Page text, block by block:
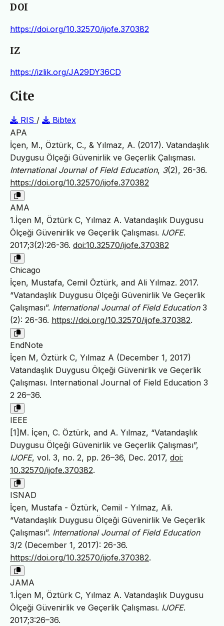
DOI
https://doi.org/10.32570/ijofe.370382
IZ
https://izlik.org/JA29DY36CD
Cite
RIS /
Bibtex
APA
İçen, M., Öztürk, C., & Yılmaz, A. (2017). Vatandaşlık
Duygusu Ölçeği Güvenirlik ve Geçerlik Çalışması.
International Journal of Field Education, 3(2), 26-36.
https://doi.org/10.32570/ijofe.370382
AMA
1.İçen M, Öztürk C, Yılmaz A. Vatandaşlık Duygusu
Ölçeği Güvenirlik ve Geçerlik Çalışması. IJOFE.
2017;3(2):26-36. doi:10.32570/ijofe.370382
Chicago
İçen, Mustafa, Cemil Öztürk, and Ali Yılmaz. 2017.
“Vatandaşlık Duygusu Ölçeği Güvenirlik Ve Geçerlik
Çalışması”. International Journal of Field Education3
(2): 26-36. https://doi.org/10.32570/ijofe.370382.
EndNote
İçen M, Öztürk C, Yılmaz A (December 1, 2017)
Vatandaşlık Duygusu Ölçeği Güvenirlik ve Geçerlik
Çalışması. International Journal of Field Education 3
2 26–36.
IEEE
[1]M. İçen, C. Öztürk, and A. Yılmaz, “Vatandaşlık
Duygusu Ölçeği Güvenirlik ve Geçerlik Çalışması”,
IJOFE, vol. 3, no. 2, pp. 26–36, Dec. 2017, doi:
10.32570/ijofe.370382.
ISNAD
İçen, Mustafa - Öztürk, Cemil - Yılmaz, Ali.
“Vatandaşlık Duygusu Ölçeği Güvenirlik Ve Geçerlik
Çalışması”. International Journal of Field Education
3/2 (December 1, 2017): 26-36.
https://doi.org/10.32570/ijofe.370382.
JAMA
1.İçen M, Öztürk C, Yılmaz A. Vatandaşlık Duygusu
Ölçeği Güvenirlik ve Geçerlik Çalışması. IJOFE.
2017;3:26–36.